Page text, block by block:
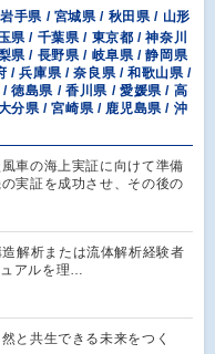
手県 / 宮城県 / 秋田県 / 山形
県 / 千葉県 / 東京都 / 神奈川
県 / 長野県 / 岐阜県 / 静岡県
/ 兵庫県 / 奈良県 / 和歌山県 /
徳島県 / 香川県 / 愛媛県 / 高
分県 / 宮崎県 / 鹿児島県 / 沖
車の海上実証に向けて準備
実証を成功させ、その後の
解析または流体解析経験者
アルを理…
と共生できる未来をつく